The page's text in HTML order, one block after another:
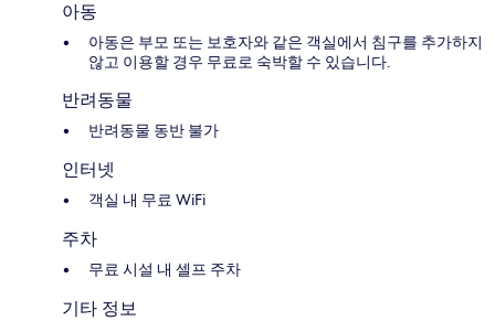
아동
아동은 부모 또는 보호자와 같은 객실에서 침구를 추가하지
않고 이용할 경우 무료로 숙박할 수 있습니다.
반려동물
반려동물 동반 불가
인터넷
객실 내 무료 WiFi
주차
무료 시설 내 셀프 주차
기타 정보